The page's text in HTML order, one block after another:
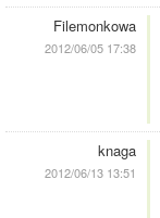
Filemonkowa
2012/06/05 17:38
knaga
2012/06/13 13:51